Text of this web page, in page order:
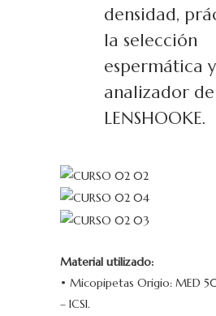
densidad,
la selección
espermática
analizador
LENSHOOKE.
Material utilizado:
• Micopipetas Origio: MED
– ICSI.